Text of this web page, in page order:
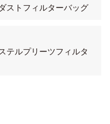
ストフィルターバッグ
テルプリーツフィルタ